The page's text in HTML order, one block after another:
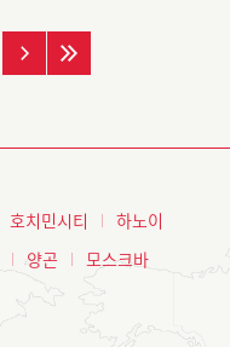
호치민시티
하노이
양곤
모스크바